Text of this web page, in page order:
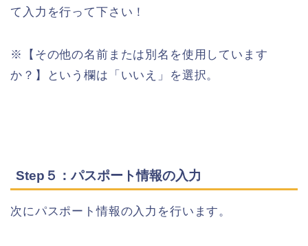
て入力を行って下さい！
※【その他の名前または別名を使用しています
か？】という欄は「いいえ」を選択。
Step５：パスポート情報の入力
次にパスポート情報の入力を行います。